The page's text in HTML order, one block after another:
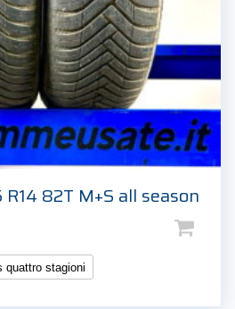
82T M+S all season
quattro stagioni